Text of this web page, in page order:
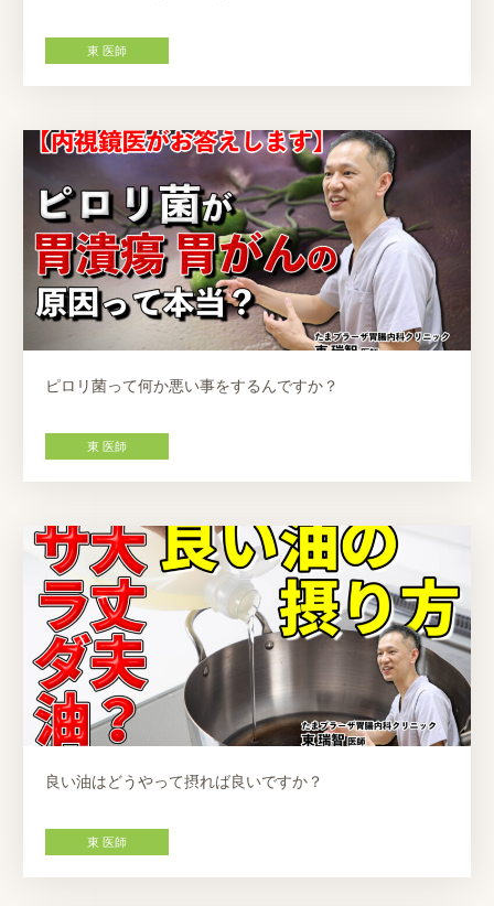
東 医師
ピロリ菌って何か悪い事をするんですか？
東 医師
良い油はどうやって摂れば良いですか？
東 医師